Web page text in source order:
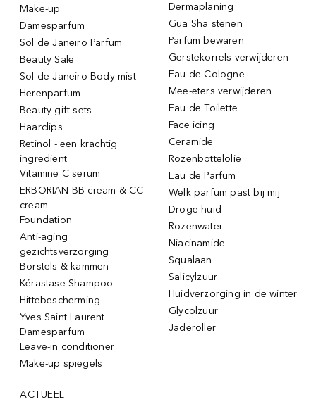
Make-up
Damesparfum
Sol de Janeiro Parfum
Beauty Sale
Sol de Janeiro Body mist
Herenparfum
Beauty gift sets
Haarclips
Retinol - een krachtig
ingrediënt
Vitamine C serum
ERBORIAN BB cream & CC
cream
Foundation
Anti-aging
gezichtsverzorging
Borstels & kammen
Kérastase Shampoo
Hittebescherming
Yves Saint Laurent
Damesparfum
Leave-in conditioner
Make-up spiegels
Dermaplaning
Gua Sha stenen
Parfum bewaren
Gerstekorrels verwijderen
Eau de Cologne
Mee-eters verwijderen
Eau de Toilette
Face icing
Ceramide
Rozenbottelolie
Eau de Parfum
Welk parfum past bij mij
Droge huid
Rozenwater
Niacinamide
Squalaan
Salicylzuur
Huidverzorging in de winter
Glycolzuur
Jaderoller
ACTUEEL